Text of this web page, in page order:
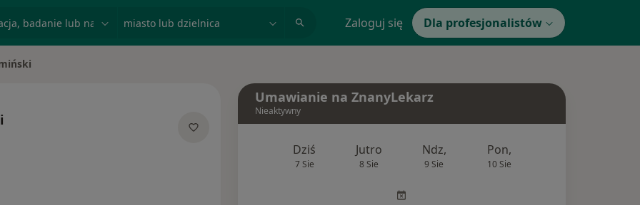
Zaloguj się Dla profesjonalistów
Umawianie na ZnanyLekarz
Nieaktywny
Dziś
7 Sie
Jutro
8 Sie
Ndz,
9 Sie
Pon,
10 Sie